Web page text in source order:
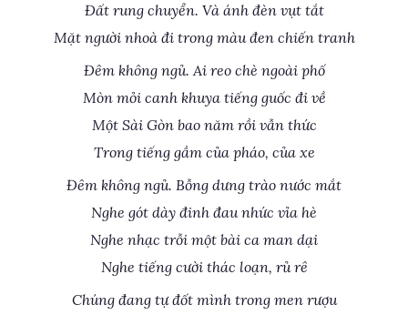
Đất rung chuyển. Và ánh đèn vụt tắt
Mặt người nhoà đi trong màu đen chiến tranh
Đêm không ngủ. Ai reo chè ngoài phố
Mòn mỏi canh khuya tiếng guốc đi về
Một Sài Gòn bao năm rồi vẫn thức
Trong tiếng gầm của pháo, của xe
Đêm không ngủ. Bỗng dưng trào nước mắt
Nghe gót dày đinh đau nhức vỉa hè
Nghe nhạc trỗi một bài ca man dại
Nghe tiếng cười thác loạn, rủ rê
Chúng đang tự đốt mình trong men rượu